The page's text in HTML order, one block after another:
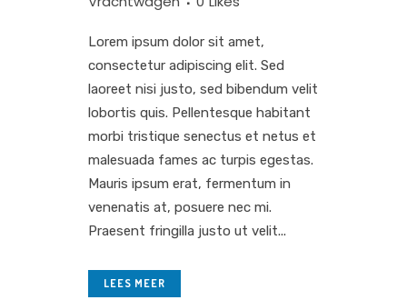
Lorem ipsum dolor sit amet,
consectetur adipiscing elit. Sed
laoreet nisi justo, sed bibendum velit
lobortis quis. Pellentesque habitant
morbi tristique senectus et netus et
malesuada fames ac turpis egestas.
Mauris ipsum erat, fermentum in
venenatis at, posuere nec mi.
Praesent fringilla justo ut velit...
LEES MEER